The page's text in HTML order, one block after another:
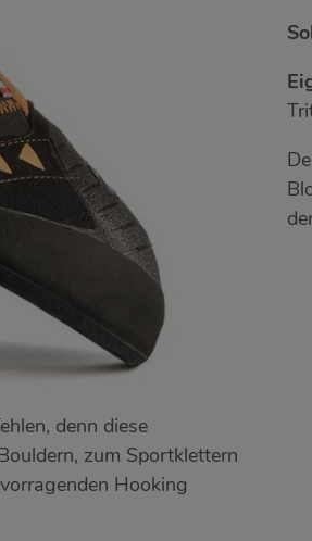
denn diese
zum Sportklettern
Hooking